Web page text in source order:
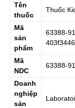
Tên
thuốc
Thuốc
Mã
sản
phẩm
63388-
Mã
NDC
63388-
Doanh
nghiệp
sản